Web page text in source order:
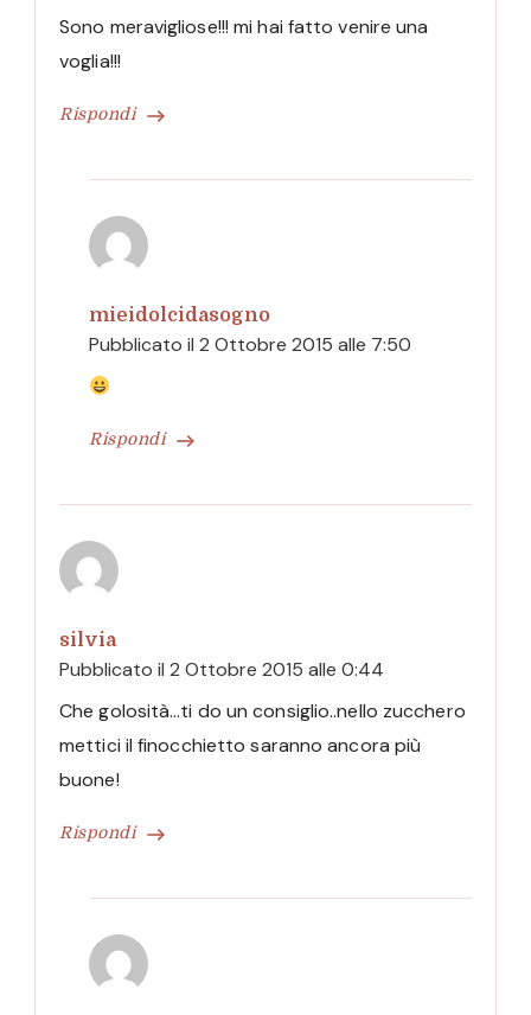
Rispondi
Sono meravigliose!!! mi hai fatto venire una
voglia!!!
mieidolcidasogno
Pubblicato il 2 Ottobre 2015 alle 7:50
Rispondi
silvia
Pubblicato il 2 Ottobre 2015 alle 0:44
Rispondi
Che golosità…ti do un consiglio..nello zucchero
mettici il finocchietto saranno ancora più
buone!